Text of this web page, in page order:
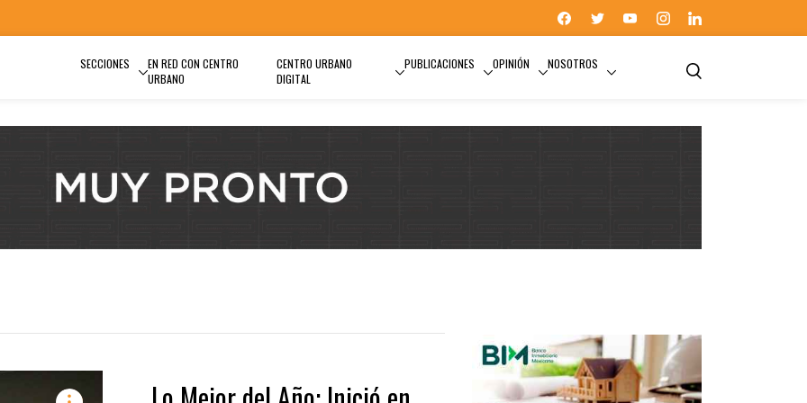
SECCIONES
EN RED CON CENTRO
URBANO
CENTRO URBANO
DIGITAL
PUBLICACIONES OPINIÓN NOSOTROS